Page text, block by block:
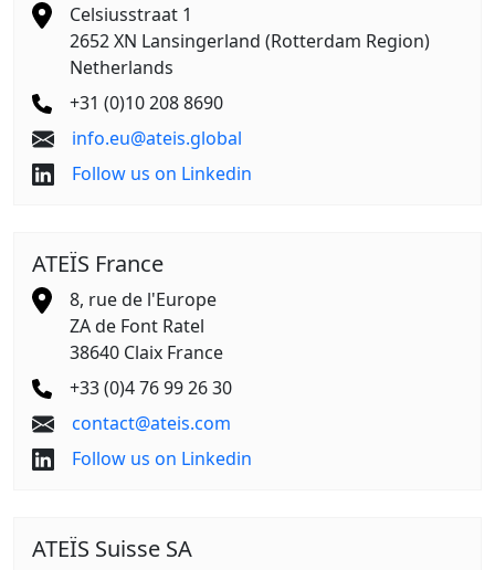
Celsiusstraat 1
2652 XN Lansingerland (Rotterdam Region)
Netherlands
+31 (0)10 208 8690
info.eu@ateis.global
Follow us on Linkedin
ATEÏS France
8, rue de l'Europe
ZA de Font Ratel
38640 Claix France
+33 (0)4 76 99 26 30
contact@ateis.com
Follow us on Linkedin
ATEÏS Suisse SA